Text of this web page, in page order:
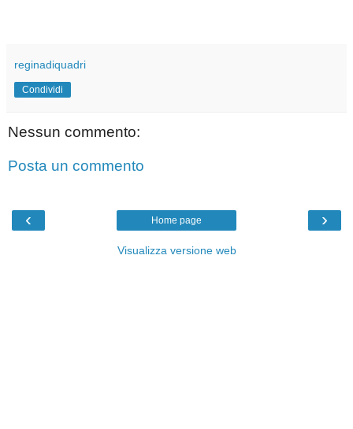
reginadiquadri
Condividi
Nessun commento:
Posta un commento
‹ ›
Home page
Visualizza versione web